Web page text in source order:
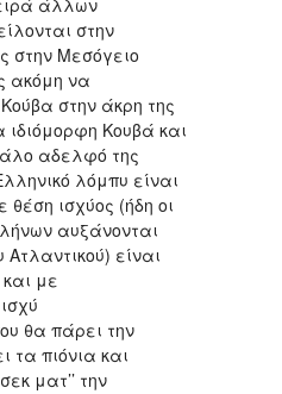
στην
στην Μεσόγειο
ακόμη να
στην άκρη της
Κουβά και
αδελφό της
λόμπυ είναι
θέση ισχύος (ήδη οι
αυξάνονται
είναι
με
θα πάρει την
τα πιόνια και
ματ’’ την